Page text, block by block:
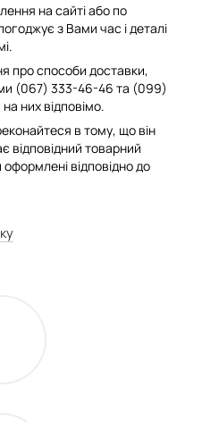
на сайті або по
з Вами час і деталі
про способи доставки,
(067) 333-46-46 та (099)
них відповімо.
в тому, що він
відповідний товарний
відповідно до